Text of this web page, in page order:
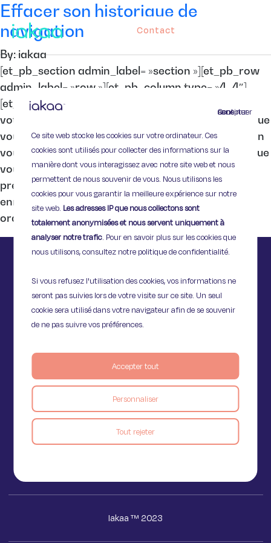
Continuer sans accepter
Ce site web stocke les cookies sur votre ordinateur. Ces
cookies sont utilisés pour collecter des informations sur la
manière dont vous interagissez avec notre site web et nous
permettent de nous souvenir de vous. Nous utilisons les
cookies pour vous garantir la meilleure expérience sur notre
site web. Les adresses IP que nous collectons sont
totalement anonymisées et nous servent uniquement à
analyser notre trafic. Pour en savoir plus sur les cookies que
nous utilisons, consultez notre politique de confidentialité.
Si vous refusez l'utilisation des cookies, vos informations ne
seront pas suivies lors de votre visite sur ce site. Un seul
cookie sera utilisé dans votre navigateur afin de se souvenir
de ne pas suivre vos préférences.
Personnaliser
Tout rejeter
Accepter tout
Contact
Effacer son historique de
navigation
By: iakaa
[et_pb_section admin_label= »section »][et_pb_row
admin_label= »row »][et_pb_column type= »4_4″]
[et_pb_text admin_label= »Texte »] Savez-vous que
votre ordinateur garde en mémoire tous les sites que
vous consultez ? Pratique, l’historique de navigation
vous permet de retrouver facilement un site web que
vous auriez oublié d’ajouter à vos favoris. Si vous
préférez que ces informations ne soient pas
enregistrées, par exemple si vous partagez votre
ordinateur […]
11 Rue de Provence,
75009 Paris
Voir le blog
Iakaa ™ 2023